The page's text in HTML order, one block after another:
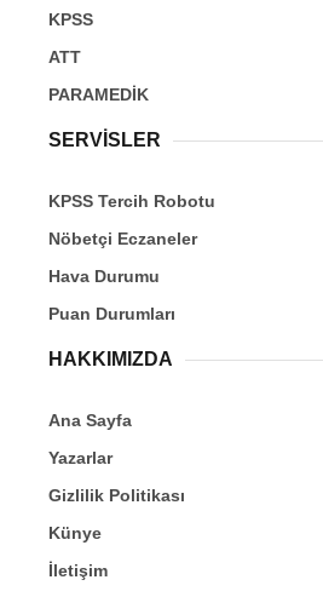
KPSS
ATT
PARAMEDİK
SERVİSLER
KPSS Tercih Robotu
Nöbetçi Eczaneler
Hava Durumu
Puan Durumları
HAKKIMIZDA
Ana Sayfa
Yazarlar
Gizlilik Politikası
Künye
İletişim